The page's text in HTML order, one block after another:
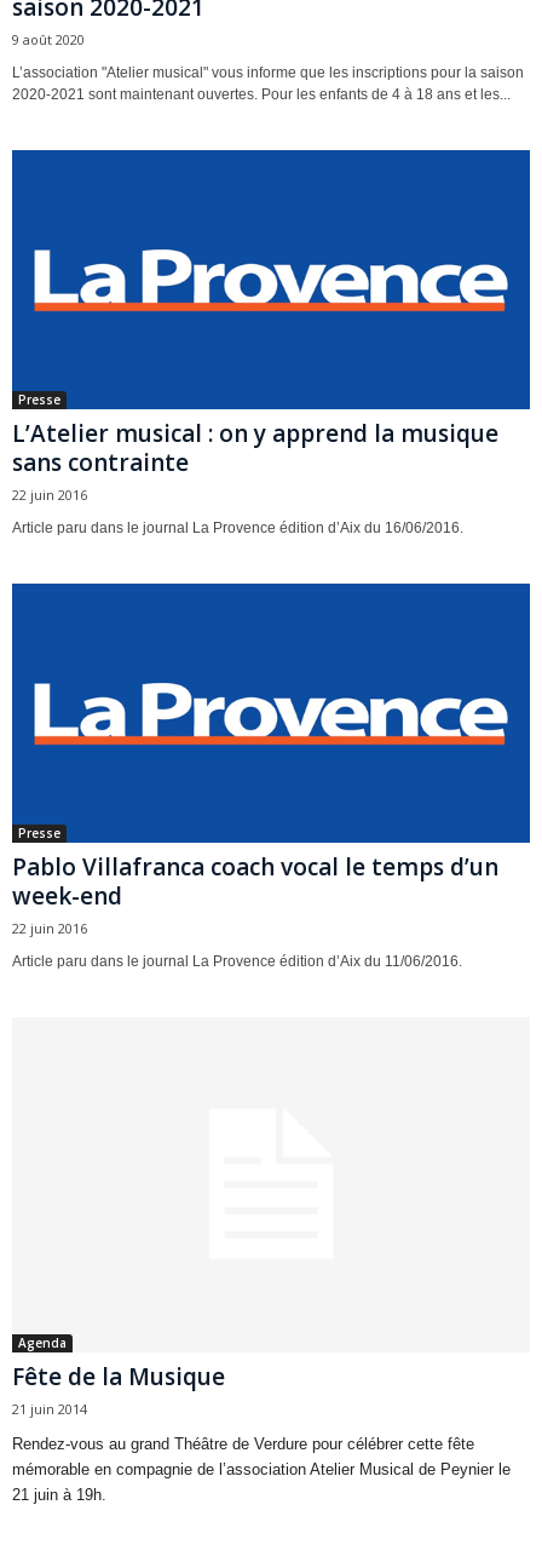
saison 2020-2021
9 août 2020
L’association "Atelier musical" vous informe que les inscriptions pour la saison
2020-2021 sont maintenant ouvertes. Pour les enfants de 4 à 18 ans et les...
Presse
L’Atelier musical : on y apprend la musique
sans contrainte
22 juin 2016
Article paru dans le journal La Provence édition d’Aix du 16/06/2016.
Presse
Pablo Villafranca coach vocal le temps d’un
week-end
22 juin 2016
Article paru dans le journal La Provence édition d’Aix du 11/06/2016.
Agenda
Fête de la Musique
21 juin 2014
Rendez-vous au grand Théâtre de Verdure pour célébrer cette fête
mémorable en compagnie de l’association Atelier Musical de Peynier le
21 juin à 19h.